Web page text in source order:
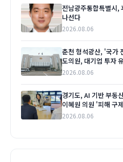
전남광주통합특별시,
나선다
2026.08.06
춘천 형석광산, '국가
도의원, 대기업 투자
2026.08.06
경기도, AI 기반 부동
이혜원 의원 '피해 구
2026.08.06